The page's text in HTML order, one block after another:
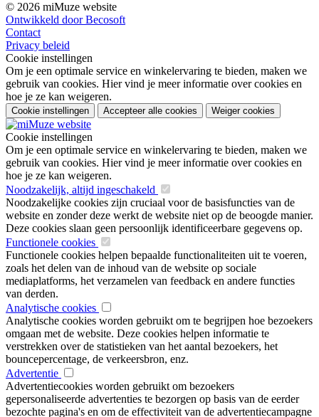
© 2026 miMuze website
Ontwikkeld door Becosoft
Contact
Privacy beleid
Cookie instellingen
Om je een optimale service en winkelervaring te bieden, maken we
gebruik van cookies. Hier vind je meer informatie over cookies en
hoe je ze kan weigeren.
Cookie instellingen Accepteer alle cookies Weiger cookies
Cookie instellingen
Om je een optimale service en winkelervaring te bieden, maken we
gebruik van cookies. Hier vind je meer informatie over cookies en
hoe je ze kan weigeren.
Noodzakelijk, altijd ingeschakeld
Noodzakelijke cookies zijn cruciaal voor de basisfuncties van de
website en zonder deze werkt de website niet op de beoogde manier.
Deze cookies slaan geen persoonlijk identificeerbare gegevens op.
Functionele cookies
Functionele cookies helpen bepaalde functionaliteiten uit te voeren,
zoals het delen van de inhoud van de website op sociale
mediaplatforms, het verzamelen van feedback en andere functies
van derden.
Analytische cookies
Analytische cookies worden gebruikt om te begrijpen hoe bezoekers
omgaan met de website. Deze cookies helpen informatie te
verstrekken over de statistieken van het aantal bezoekers, het
bouncepercentage, de verkeersbron, enz.
Advertentie
Advertentiecookies worden gebruikt om bezoekers
gepersonaliseerde advertenties te bezorgen op basis van de eerder
bezochte pagina's en om de effectiviteit van de advertentiecampagne